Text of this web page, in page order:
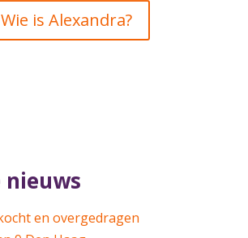
Wie is Alexandra?
nieuws